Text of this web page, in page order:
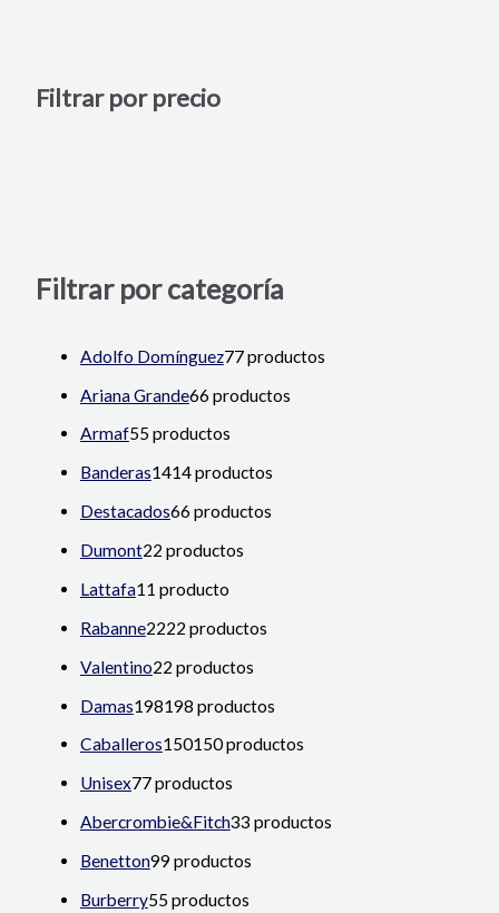
Filtrar por precio
Filtrar por categoría
Adolfo Domínguez77 productos
Ariana Grande66 productos
Armaf55 productos
Banderas1414 productos
Destacados66 productos
Dumont22 productos
Lattafa11 producto
Rabanne2222 productos
Valentino22 productos
Damas198198 productos
Caballeros150150 productos
Unisex77 productos
Abercrombie&Fitch33 productos
Benetton99 productos
Burberry55 productos